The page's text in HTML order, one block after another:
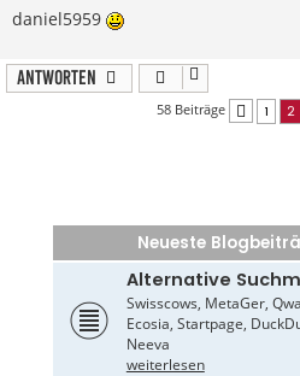
daniel5959
Antworten
58 Beiträge Vorherige
1 2
Neueste
Alternative
Swisscows, MetaGer,
Ecosia, Startpage,
Neeva
weiterlesen